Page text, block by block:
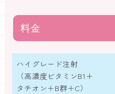
料金
ハイグレード注射
（高濃度ビタミンB1＋
タチオン＋B群＋C）